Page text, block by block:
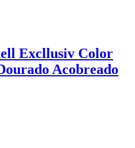
Excllusiv Color
Acobreado